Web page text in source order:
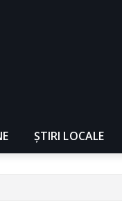
ȘTIRI LOCALE